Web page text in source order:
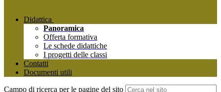
Didattica
Panoramica
Offerta formativa
Le schede didattiche
I progetti delle classi
Contatti
Documenti utili
Campo di ricerca per le pagine del sito